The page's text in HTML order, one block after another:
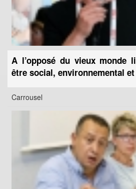
A l’opposé du vieux monde
être social, environnemental
Carrousel